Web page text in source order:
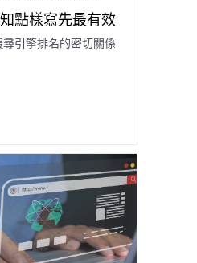
點樣寫先最有效
引擎排名的密切關係